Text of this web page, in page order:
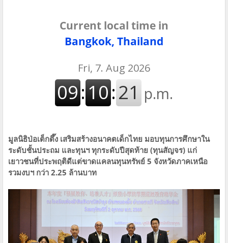
Current local time in
Bangkok, Thailand
มูลนิธิป่อเต็กตึ๊ง เสริมสร้างอนาคตเด็กไทย มอบทุนการศึกษาใน
ระดับชั้นประถม และทุนฯ ทุกระดับปีสุดท้าย (ทุนสัญจร) แก่
เยาวชนที่ประพฤติดีแต่ขาดแคลนทุนทรัพย์ 5 จังหวัดภาคเหนือ
รวมงบฯ กว่า 2.25 ล้านบาท